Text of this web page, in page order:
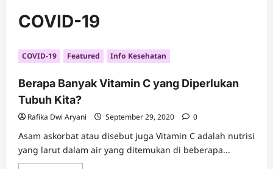
COVID-19
COVID-19 Featured Info Kesehatan
Berapa Banyak Vitamin C yang Diperlukan
Tubuh Kita?
Rafika Dwi Aryani September 29, 2020 0
Asam askorbat atau disebut juga Vitamin C adalah nutrisi
yang larut dalam air yang ditemukan di beberapa...